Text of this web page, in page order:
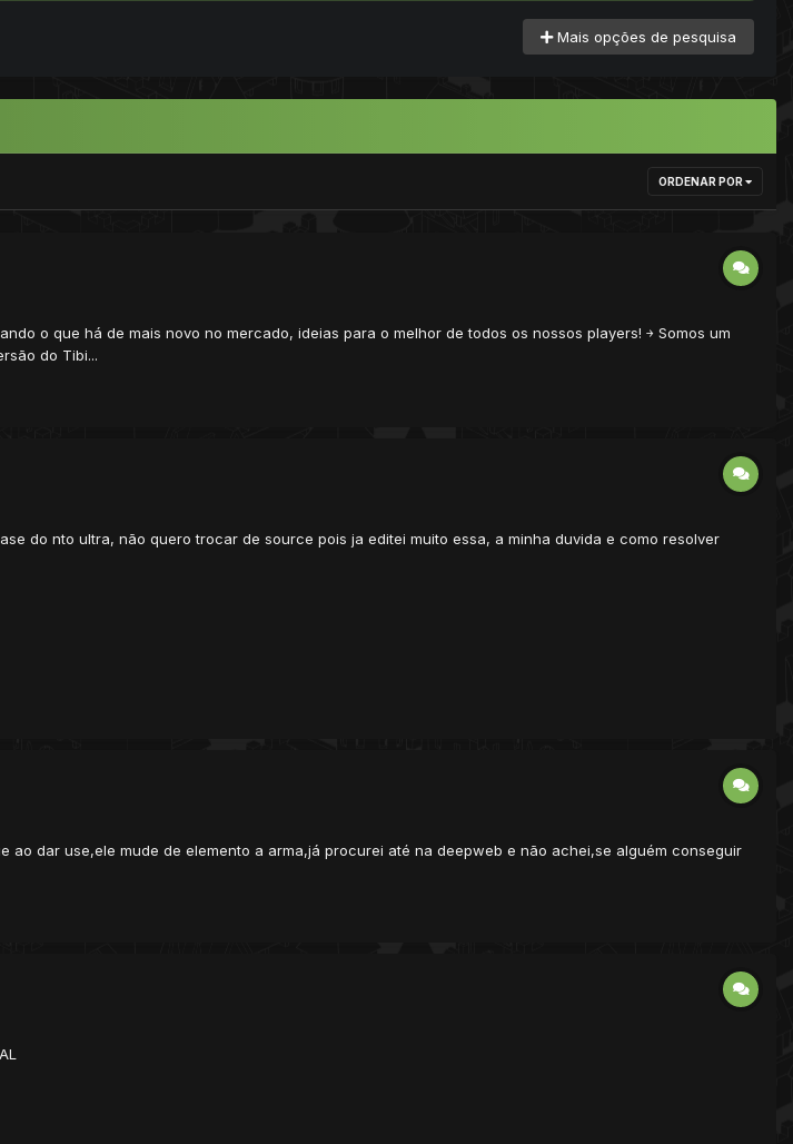
Mais opções de pesquisa
ORDENAR POR
o que há de mais novo no mercado, ideias para o melhor de todos os nossos players! ￫ Somos um
do Tibi...
do nto ultra, não quero trocar de source pois ja editei muito essa, a minha duvida e como resolver
dar use,ele mude de elemento a arma,já procurei até na deepweb e não achei,se alguém conseguir